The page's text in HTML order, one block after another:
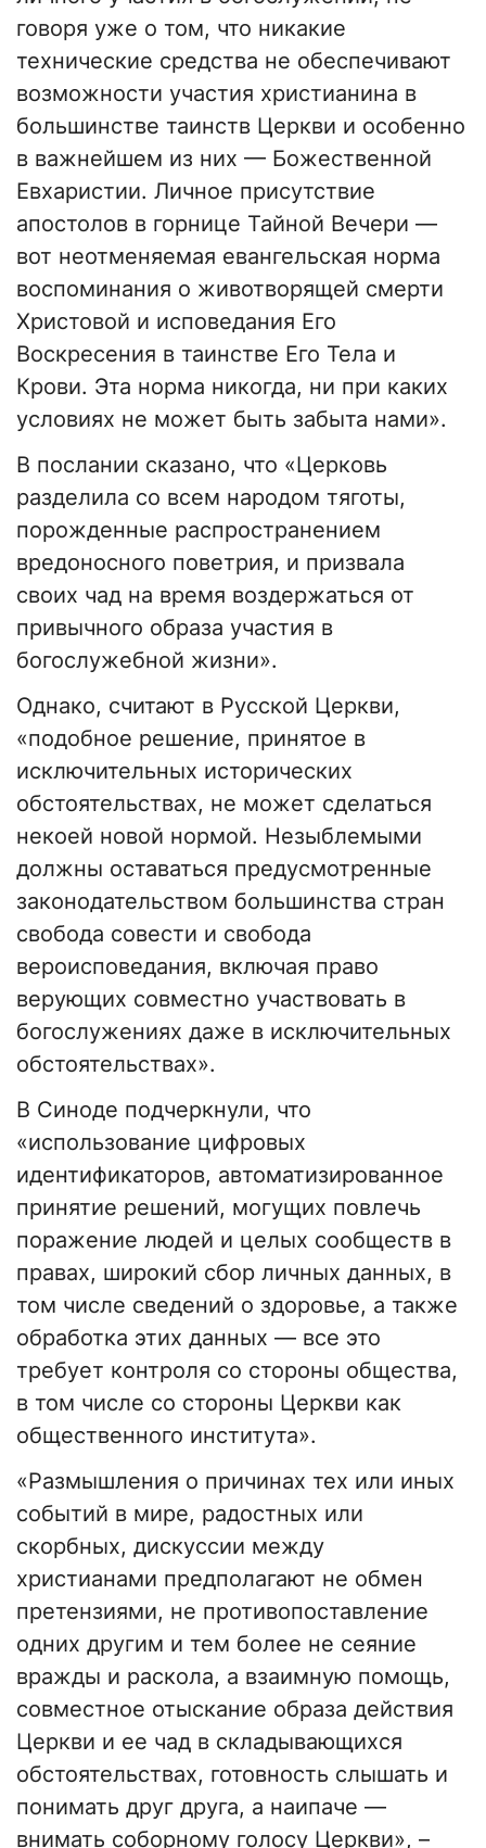
говоря уже о том, что никакие
технические средства не обеспечивают
возможности участия христианина в
большинстве таинств Церкви и особенно
в важнейшем из них — Божественной
Евхаристии. Личное присутствие
апостолов в горнице Тайной Вечери —
вот неотменяемая евангельская норма
воспоминания о животворящей смерти
Христовой и исповедания Его
Воскресения в таинстве Его Тела и
Крови. Эта норма никогда, ни при каких
условиях не может быть забыта нами».
В послании сказано, что «Церковь
разделила со всем народом тяготы,
порожденные распространением
вредоносного поветрия, и призвала
своих чад на время воздержаться от
привычного образа участия в
богослужебной жизни».
Однако, считают в Русской Церкви,
«подобное решение, принятое в
исключительных исторических
обстоятельствах, не может сделаться
некоей новой нормой. Незыблемыми
должны оставаться предусмотренные
законодательством большинства стран
свобода совести и свобода
вероисповедания, включая право
верующих совместно участвовать в
богослужениях даже в исключительных
обстоятельствах».
В Синоде подчеркнули, что
«использование цифровых
идентификаторов, автоматизированное
принятие решений, могущих повлечь
поражение людей и целых сообществ в
правах, широкий сбор личных данных, в
том числе сведений о здоровье, а также
обработка этих данных — все это
требует контроля со стороны общества,
в том числе со стороны Церкви как
общественного института».
«Размышления о причинах тех или иных
событий в мире, радостных или
скорбных, дискуссии между
христианами предполагают не обмен
претензиями, не противопоставление
одних другим и тем более не сеяние
вражды и раскола, а взаимную помощь,
совместное отыскание образа действия
Церкви и ее чад в складывающихся
обстоятельствах, готовность слышать и
понимать друг друга, а наипаче —
внимать соборному голосу Церкви», –